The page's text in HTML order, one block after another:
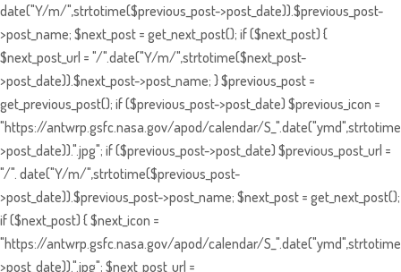
date("Y/m/",strtotime($previous_post->post_date)).$previous_post-
>post_name; $next_post = get_next_post(); if ($next_post) {
$next_post_url = "/".date("Y/m/",strtotime($next_post-
>post_date)).$next_post->post_name; } $previous_post =
get_previous_post(); if ($previous_post->post_date) $previous_icon =
"https://antwrp.gsfc.nasa.gov/apod/calendar/
>post_date)).".jpg"; if ($previous_post->post_date) $previous_post_url =
"/". date("Y/m/",strtotime($previous_post-
>post_date)).$previous_post->post_name; $next_post = get_next_post();
if ($next_post) { $next_icon =
"https://antwrp.gsfc.nasa.gov/apod/calendar/
>post_date)).".jpg"; $next_post_url =